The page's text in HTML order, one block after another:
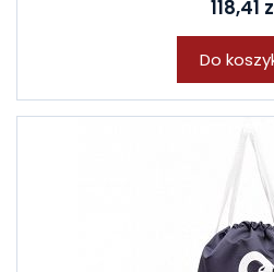
118,41
Do